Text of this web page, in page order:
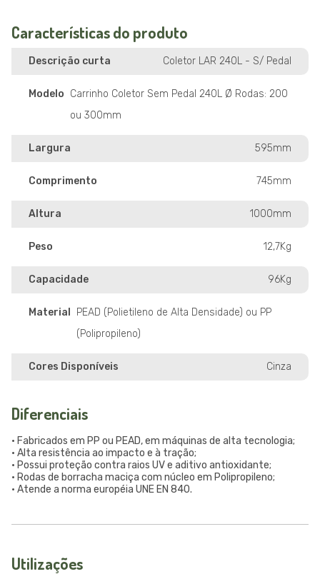
Características do produto
Descrição curta Coletor LAR 240L - S/ Pedal
Modelo Carrinho Coletor Sem Pedal 240L Ø Rodas: 200
ou 300mm
Largura 595mm
Comprimento 745mm
Altura 1000mm
Peso 12,7Kg
Capacidade 96Kg
Material
PEAD (Polietileno de Alta Densidade) ou PP
(Polipropileno)
Cores Disponíveis Cinza
Diferenciais
• Fabricados em PP ou PEAD, em máquinas de alta tecnologia;
• Alta resistência ao impacto e à tração;
• Possui proteção contra raios UV e aditivo antioxidante;
• Rodas de borracha maciça com núcleo em Polipropileno;
• Atende a norma européia UNE EN 840.
Utilizações